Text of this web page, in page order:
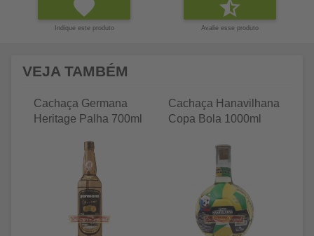
Indique este produto Avalie esse produto
VEJA TAMBÉM
Cachaça Germana
Heritage Palha 700ml
Cachaça Hanavilhana
Copa Bola 1000ml